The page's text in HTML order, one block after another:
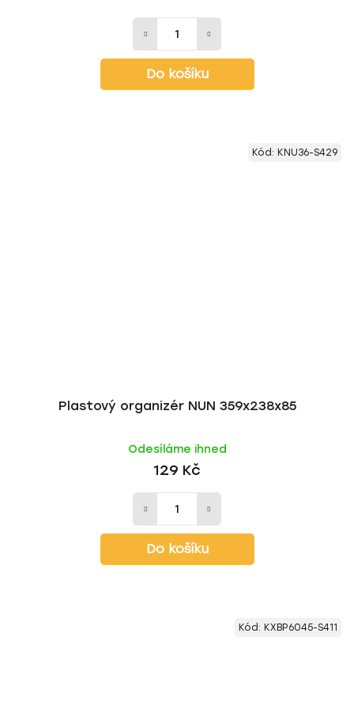
Do košíku
Plastový organizér NUN 359x238x85
Odesíláme ihned
129 Kč
Do košíku
Kód: KNU36-S429
Kód: KXBP6045-S411